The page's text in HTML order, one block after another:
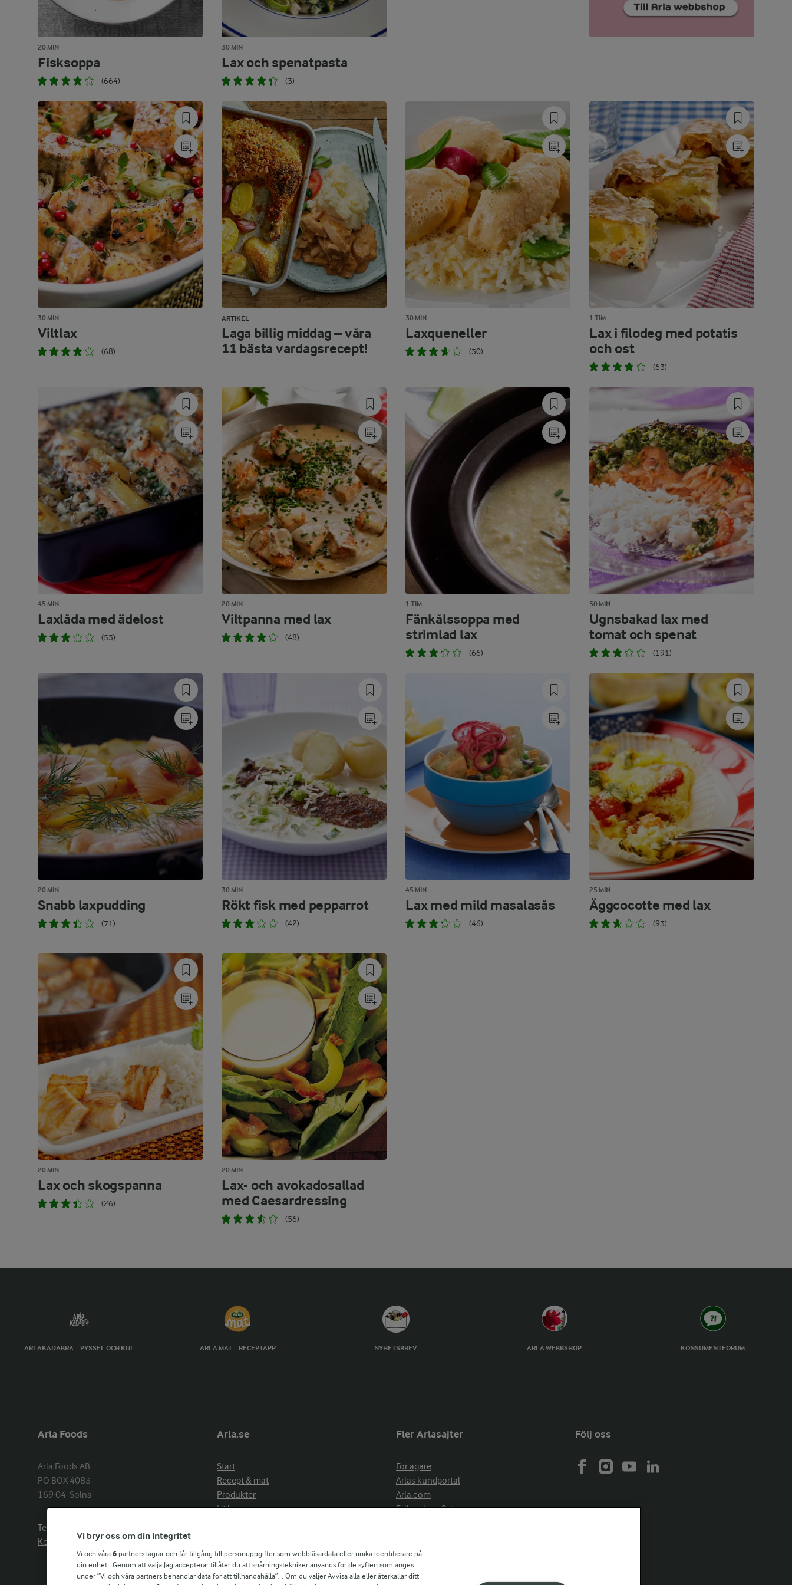
20 MIN
Fisksoppa
(664)
30 MIN
Lax och spenatpasta
(3)
30 MIN
Viltlax
(68)
ARTIKEL
Laga billig middag – våra
11 bästa vardagsrecept!
30 MIN
Laxqueneller
(30)
1 TIM
Lax i filodeg med potatis
och ost
(63)
45 MIN
Laxlåda med ädelost
(53)
20 MIN
Viltpanna med lax
(48)
1 TIM
Fänkålssoppa med
strimlad lax
(66)
50 MIN
Ugnsbakad lax med
tomat och spenat
(191)
20 MIN
Snabb laxpudding
(71)
30 MIN
Rökt fisk med pepparrot
(42)
45 MIN
Lax med mild masalasås
(46)
25 MIN
Äggcocotte med lax
(93)
20 MIN
Lax och skogspanna
(26)
20 MIN
Lax- och avokadosallad
med Caesardressing
(56)
ARLAKADABRA – PYSSEL OCH KUL ARLA MAT – RECEPTAPP NYHETSBREV ARLA WEBBSHOP KONSUMENTFORUM
Arla Foods
Arla Foods AB
PO BOX 4083
169 04  Solna
Telefon:
Kontakta oss
Arla.se
Start
Recept & mat
Produkter
Hälsa
Aktuellt
Om Arla
Nyheter & press
Fler Arlasajter
För ägare
Arlas kundportal
Arla.com
Falbygdens Ost
Följ oss
Vi bryr oss om din integritet
Vi och våra 6 partners lagrar och får tillgång till personuppgifter som webbläsardata eller unika identifierare på
din enhet . Genom att välja Jag accepterar tillåter du att spårningstekniker används för de syften som anges
under ”Vi och våra partners behandlar data för att tillhandahålla”. . Om du väljer Avvisa alla eller återkallar ditt